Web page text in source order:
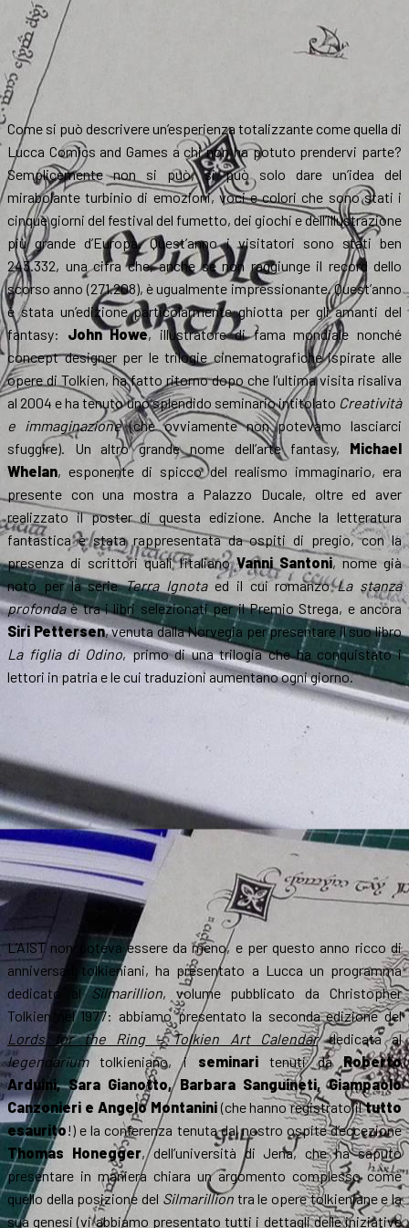
Come si può descrivere un’esperienza totalizzante come quella di
Lucca Comics and Games a chi non ha potuto prendervi parte?
Semplicemente non si può, si può solo dare un’idea del
mirabolante turbinio di emozioni, voci e colori che sono stati i
cinque giorni del festival del fumetto, dei giochi e dell’illustrazione
più grande d’Europa. Quest’anno i visitatori sono stati ben
243.332, una cifra che, anche se non raggiunge il record dello
scorso anno (271.208), è ugualmente impressionante. Quest’anno
è stata un’edizione particolarmente ghiotta per gli amanti del
fantasy: John Howe, illustratore di fama mondiale nonché
concept designer per le trilogie cinematografiche ispirate alle
opere di Tolkien, ha fatto ritorno dopo che l’ultima visita risaliva
al 2004 e ha tenuto uno splendido seminario intitolato Creatività
e immaginazione(che ovviamente non potevamo lasciarci
sfuggire). Un altro grande nome dell’arte fantasy, Michael
Whelan, esponente di spicco del realismo immaginario, era
presente con una mostra a Palazzo Ducale, oltre ed aver
realizzato il poster di questa edizione. Anche la letteratura
fantastica è stata rappresentata da ospiti di pregio, con la
presenza di scrittori quali l’italianoVanni Santoni, nome già
noto per la serieTerra Ignotaed il cui romanzoLa stanza
profondaè tra i libri selezionati per il Premio Strega, e ancora
Siri Pettersen, venuta dalla Norvegia per presentare il suo libro
La figlia di Odino, primo di una trilogia che ha conquistato i
lettori in patria e le cui traduzioni aumentano ogni giorno.
L’AIST non poteva essere da meno, e per questo anno ricco di
anniversari tolkieniani, ha presentato a Lucca un programma
dedicato alSilmarillion, volume pubblicato da Christopher
Tolkien nel 1977: abbiamo presentato la seconda edizione del
Lords for the Ring – Tolkien Art Calendardedicata al
legendariumtolkieniano, i seminari tenuti daRoberto
Arduini, Sara Gianotto, Barbara Sanguineti, Giampaolo
Canzonieri e Angelo Montanini(che hanno registrato iltutto
esaurito!) e la conferenza tenuta dal nostro ospite d’eccezione
Thomas Honegger, dell’università di Jena, che ha saputo
presentare in maniera chiara un argomento complesso come
quello della posizione del Silmarilliontra le opere tolkieniane e la
sua genesi (vi abbiamo presentato tutti i dettagli delle iniziative